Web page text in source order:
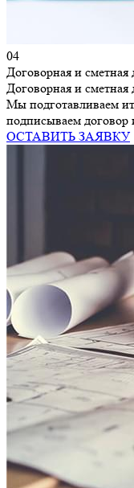
04
Договорная и сметная
Договорная и сметная
Мы подготавливаем
подписываем договор
ОСТАВИТЬ ЗАЯВКУ